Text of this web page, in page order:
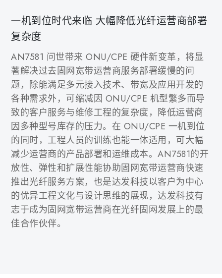
一机到位时代来临 大幅降低光纤运营商部署
复杂度
AN7581 问世带来 ONU/CPE 硬件新变革，将显
著解决过去固网宽带运营商服务部署缓慢的问
题，除能满足多元接入技术、带宽及应用开发的
各种需求外，可缩减因 ONU/CPE 机型繁多而导
致的客户服务与维修工程的复杂度，降低运营商
因多种型号库存的压力。在 ONU/CPE 一机到位
的同时，工程人员的训练也能一体适用，可大幅
减少运营商的产品部署和运维成本。AN7581的开
放性、弹性和扩展性能协助固网宽带运营商快速
推出光纤服务方案，也是达发科技以客户为中心
的优异工程文化与设计思维的展现，达发科技有
志于成为固网宽带运营商在光纤固网发展上的最
佳合作伙伴。